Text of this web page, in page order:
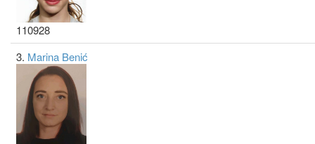
110928
3. Marina Benić